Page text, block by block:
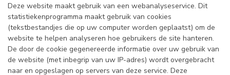
Deze website maakt gebruik van een webanalyseservice. Dit
statistiekenprogramma maakt gebruik van cookies
(tekstbestandjes die op uw computer worden geplaatst) om de
website te helpen analyseren hoe gebruikers de site hanteren.
De door de cookie gegenereerde informatie over uw gebruik van
de website (met inbegrip van uw IP-adres) wordt overgebracht
naar en opgeslagen op servers van deze service. Deze